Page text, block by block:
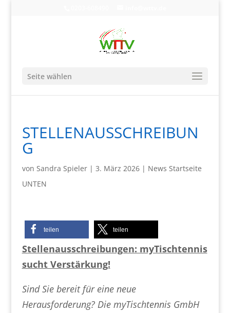
Seite wählen
STELLENAUSSCHREIBUN
G
von Sandra Spieler| 3. März 2026| News Startseite
UNTEN
teilen teilen
Stellenausschreibungen: myTischtennis
sucht Verstärkung!
Sind Sie bereit für eine neue
Herausforderung? Die myTischtennis GmbH